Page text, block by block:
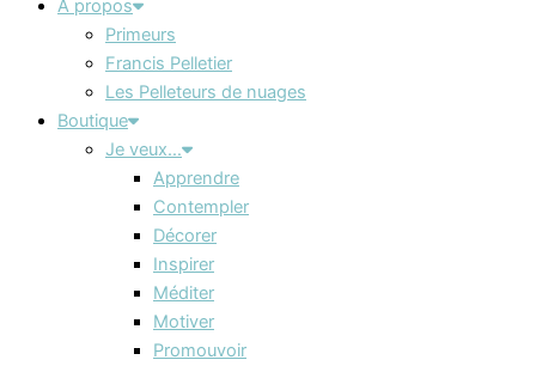
À propos
Primeurs
Francis Pelletier
Les Pelleteurs de nuages
Boutique
Je veux…
Apprendre
Contempler
Décorer
Inspirer
Méditer
Motiver
Promouvoir